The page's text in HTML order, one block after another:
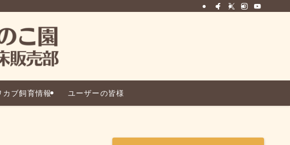
カブ飼育情報 ユーザーの皆様